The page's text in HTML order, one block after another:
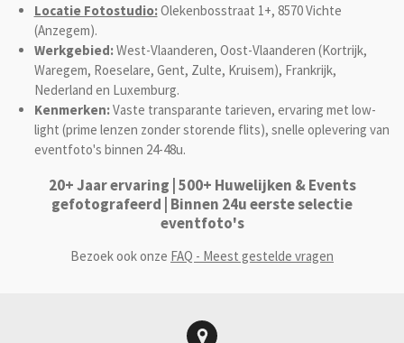
Locatie Fotostudio:Olekenbosstraat 1+, 8570 Vichte
(Anzegem).
Werkgebied:West-Vlaanderen, Oost-Vlaanderen (Kortrijk,
Waregem, Roeselare, Gent, Zulte, Kruisem), Frankrijk,
Nederland en Luxemburg.
Kenmerken:Vaste transparante tarieven, ervaring met low-
light (prime lenzen zonder storende flits), snelle oplevering van
eventfoto's binnen 24-48u.
20+ Jaar ervaring | 500+ Huwelijken & Events
gefotografeerd | Binnen 24u eerste selectie
eventfoto's
Bezoek ook onze FAQ - Meest gestelde vragen